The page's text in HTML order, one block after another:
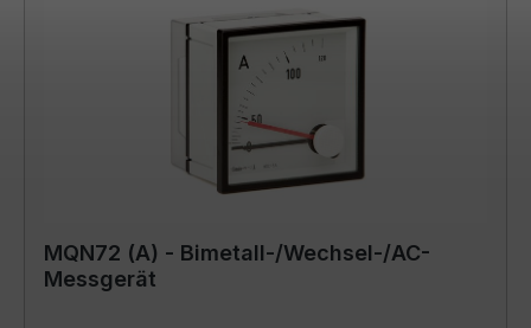
MQN72 (A) - Bimetall-/Wechsel-/AC-
Messgerät